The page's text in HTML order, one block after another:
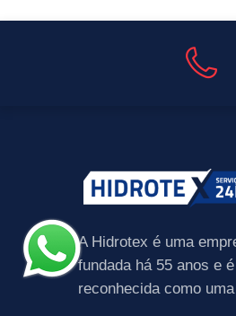
A Hidrotex é uma
fundada há 55 anos e é
reconhecida como